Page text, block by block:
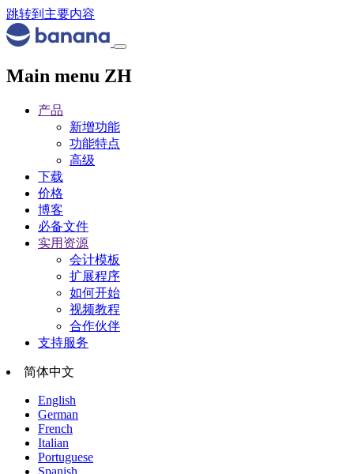
跳转到主要内容
Main menu ZH
产品
新增功能
功能特点
高级
下载
价格
博客
必备文件
实用资源
会计模板
扩展程序
如何开始
视频教程
合作伙伴
支持服务
简体中文
English
German
French
Italian
Portuguese
Spanish